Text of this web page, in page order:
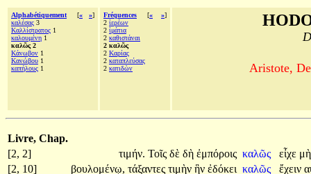
Alphabétiquement [« »]
καλέσας 3
Καλλίστρατος 1
καλουμένη 1
καλῶς 2
Κάνωβον 1
Κανώβου 1
καπήλους 1
Fréquences [« »]
2 ἱερέων
2 ἱμάτια
2 καθιστάναι
2 καλῶς
2 Καρίας
2 καταπλεύσας
2 κατιδὼν Aristote,
Livre, Chap.
[2, 2]
τιμήν. Τοῖς δὲ δὴ ἐμπόροις καλῶς εἶχε
[2, 10]
βουλομένῳ, τάξαντες τιμὴν ἣν ἐδόκει καλῶς ἔχειν